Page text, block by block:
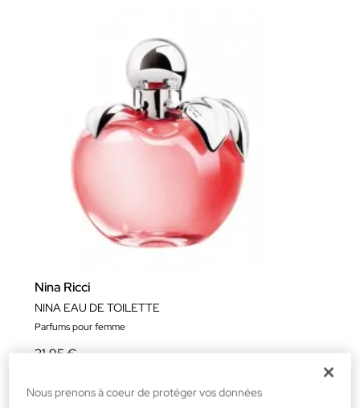
Nina Ricci
NINA EAU DE TOILETTE
Parfums pour femme
31,95 €
Nous prenons à coeur de protéger vos données